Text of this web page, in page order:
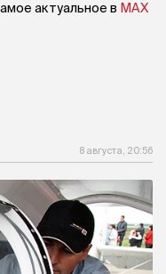
актуальное в MAX
8 августа, 20:56